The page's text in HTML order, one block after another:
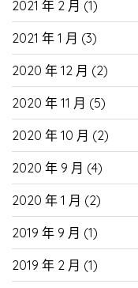
2021 年 2 月 (1)
2021 年 1 月 (3)
2020 年 12 月 (2)
2020 年 11 月 (5)
2020 年 10 月 (2)
2020 年 9 月 (4)
2020 年 1 月 (2)
2019 年 9 月 (1)
2019 年 2 月 (1)